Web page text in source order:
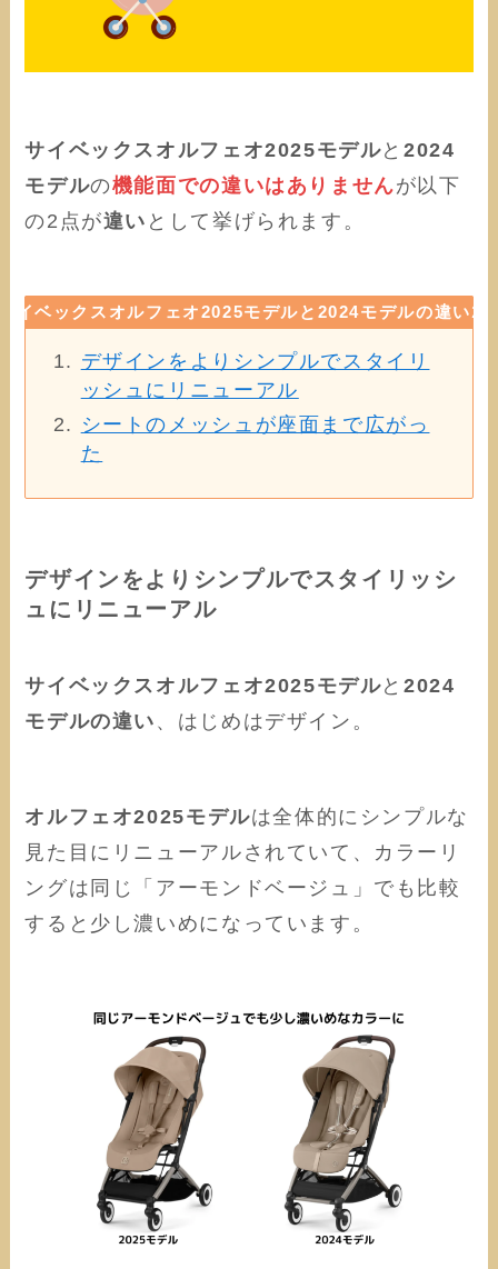
サイベックスオルフェオ2025モデルと2024
モデルの機能面での違いはありませんが以下
の2点が違い として挙げられます。
イベックスオルフェオ2025モデルと2024モデルの違い2
デザインをよりシンプルでスタイリ
ッシュにリニューアル
シートのメッシュが座面まで広がっ
た
デザインをよりシンプルでスタイリッシ
ュにリニューアル
サイベックスオルフェオ2025モデルと2024
モデルの違い 、はじめはデザイン。
オルフェオ2025モデルは全体的にシンプルな
見た目にリニューアルされていて、カラーリ
ングは同じ「アーモンドベージュ」でも比較
すると少し濃いめになっています。